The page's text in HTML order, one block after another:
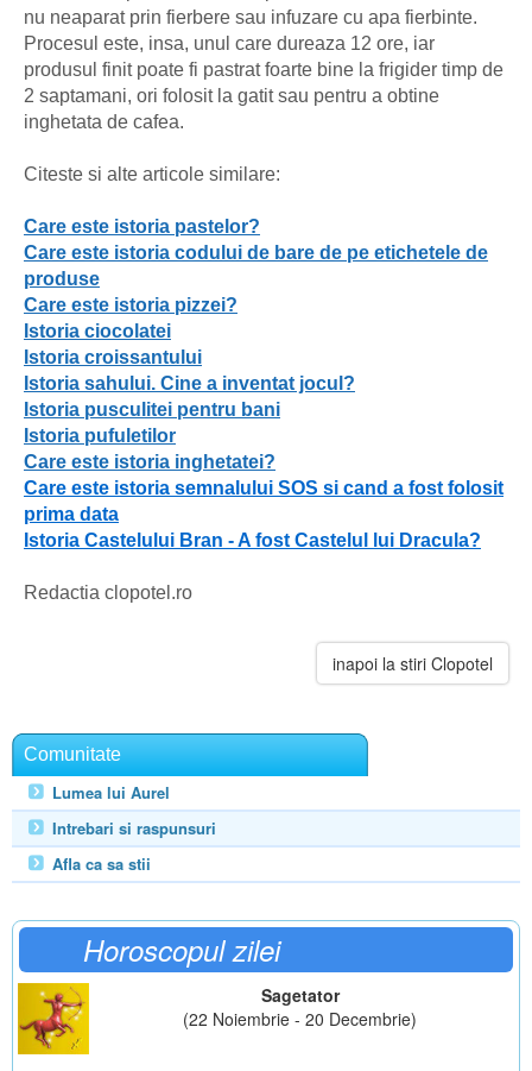
nu neaparat prin fierbere sau infuzare cu apa fierbinte.
Procesul este, insa, unul care dureaza 12 ore, iar
produsul finit poate fi pastrat foarte bine la frigider timp de
2 saptamani, ori folosit la gatit sau pentru a obtine
inghetata de cafea.
Citeste si alte articole similare:
Care este istoria pastelor?
Care este istoria codului de bare de pe etichetele de
produse
Care este istoria pizzei?
Istoria ciocolatei
Istoria croissantului
Istoria sahului. Cine a inventat jocul?
Istoria pusculitei pentru bani
Istoria pufuletilor
Care este istoria inghetatei?
Care este istoria semnalului SOS si cand a fost folosit
prima data
Istoria Castelului Bran - A fost Castelul lui Dracula?
Redactia clopotel.ro
inapoi la stiri Clopotel
Comunitate
Lumea lui Aurel
Intrebari si raspunsuri
Afla ca sa stii
Horoscopul zilei
Sagetator
(22 Noiembrie - 20 Decembrie)